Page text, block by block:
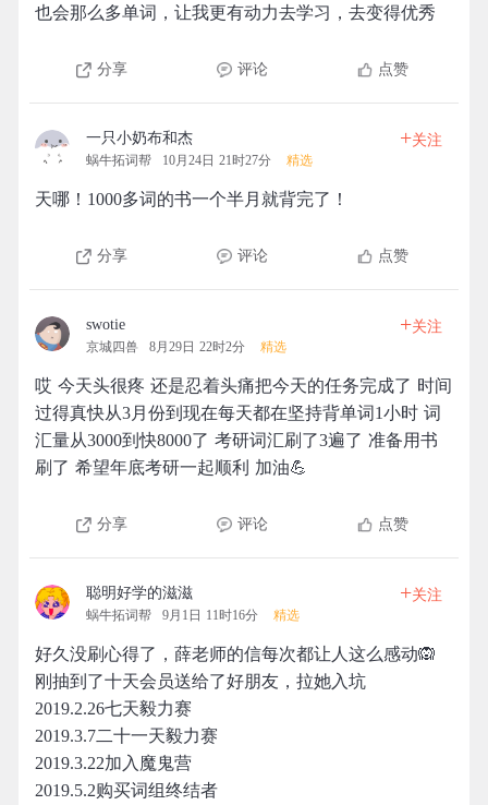
也会那么多单词，让我更有动力去学习，去变得优秀
分享 评论 点赞
一只小奶布和杰
蜗牛拓词帮 10月24日 21时27分 精选
+关注
天哪！1000多词的书一个半月就背完了！
分享 评论 点赞
swotie
京城四兽 8月29日 22时2分 精选
+关注
哎 今天头很疼 还是忍着头痛把今天的任务完成了 时间
过得真快从3月份到现在每天都在坚持背单词1小时 词
汇量从3000到快8000了 考研词汇刷了3遍了 准备用书
刷了 希望年底考研一起顺利 加油💪
分享 评论 点赞
聪明好学的滋滋
蜗牛拓词帮 9月1日 11时16分 精选
+关注
好久没刷心得了，薛老师的信每次都让人这么感动🙉
刚抽到了十天会员送给了好朋友，拉她入坑
2019.2.26七天毅力赛
2019.3.7二十一天毅力赛
2019.3.22加入魔鬼营
2019.5.2购买词组终结者